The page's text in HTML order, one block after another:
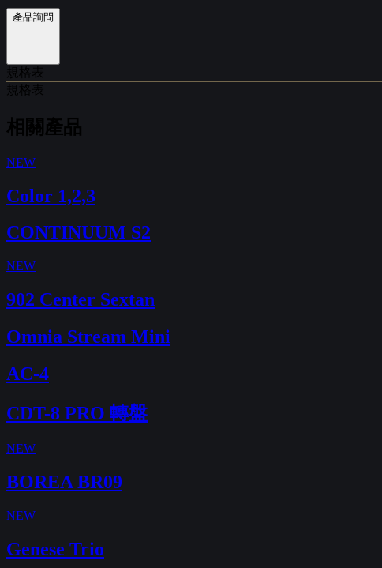
產品詢問
規格表
規格表
相關產品
NEW
Color 1,2,3
CONTINUUM S2
NEW
902 Center Sextan
Omnia Stream Mini
AC-4
CDT-8 PRO 轉盤
NEW
BOREA BR09
NEW
Genese Trio